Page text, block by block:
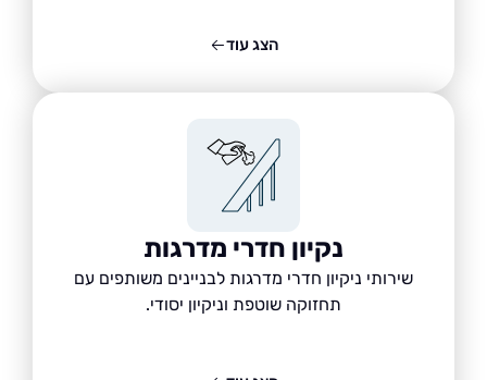
נקיון חדרי מדרגות
שירותי ניקיון חדרי מדרגות לבניינים משותפים עם
תחזוקה שוטפת וניקיון יסודי.